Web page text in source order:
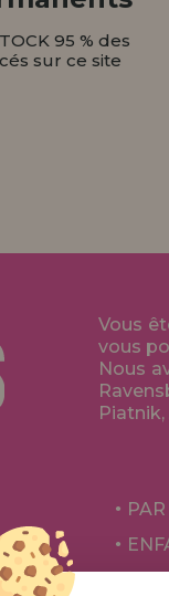
95 % des
sur ce site
Vous
vous
Nous